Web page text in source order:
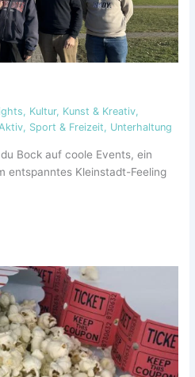
, Kultur, Kunst & Kreativ,
, Sport & Freizeit, Unterhaltung
Bock auf coole Events, ein
entspanntes Kleinstadt-Feeling